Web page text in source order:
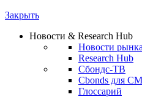
Закрыть
Новости & Research Hub
Новости рынка
Research Hub
Сбондс-ТВ
Cbonds для
Глоссарий